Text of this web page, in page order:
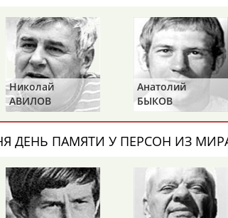
ЦЕЛИ ПРОЕКТА КОНТАКТЫ НАШИ
inform@infosport.ru
Николай
АВИЛОВ
Анатолий
БЫКОВ
ДЕНЬ ПАМЯТИ У ПЕРСОН ИЗ